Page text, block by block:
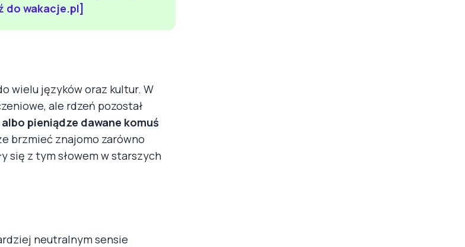
do wakacje.pl]
wielu języków oraz kultur. W
ale rdzeń pozostał
pieniądze dawane komuś
brzmieć znajomo zarówno
się z tym słowem w starszych
neutralnym sensie